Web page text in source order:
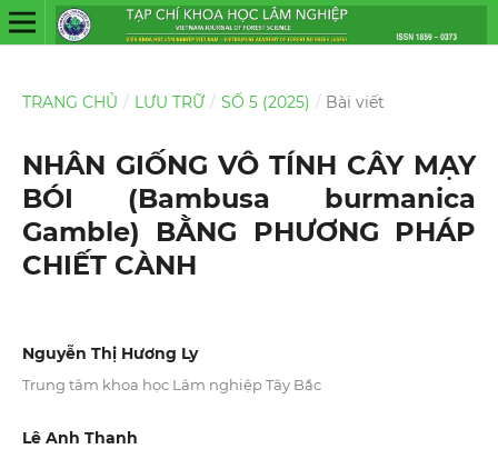
TRANG CHỦ / LƯU TRỮ / SỐ 5 (2025) / Bài viết
NHÂN GIỐNG VÔ TÍNH CÂY MẠY
BÓI (Bambusa burmanica
Gamble) BẰNG PHƯƠNG PHÁP
CHIẾT CÀNH
Nguyễn Thị Hương Ly
Trung tâm khoa học Lâm nghiệp Tây Bắc
Lê Anh Thanh